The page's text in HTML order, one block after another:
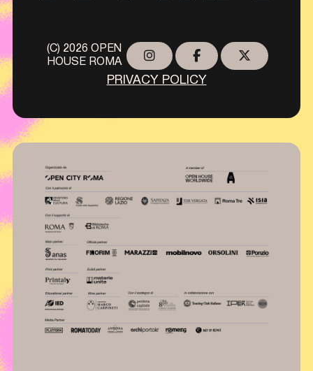
(C) 2026 OPEN
HOUSE ROMA
PRIVACY POLICY